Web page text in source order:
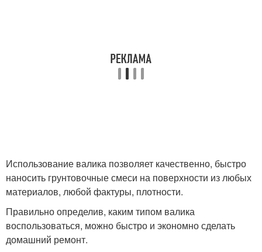
Использование валика позволяет качественно, быстро
наносить грунтовочные смеси на поверхности из любых
материалов, любой фактуры, плотности.
Правильно определив, каким типом валика
воспользоваться, можно быстро и экономно сделать
домашний ремонт.